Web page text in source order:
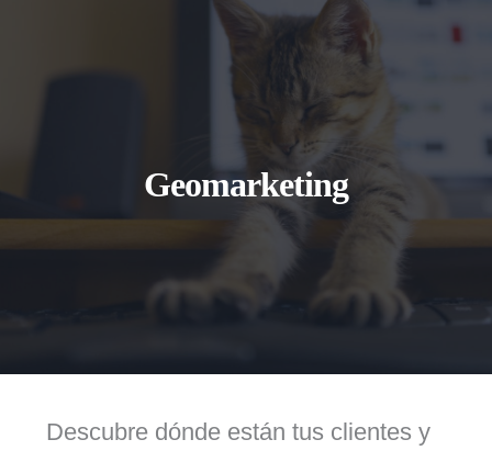
Geomarketing
Descubre dónde están tus clientes y